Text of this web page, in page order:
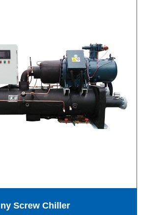
Screw Chiller